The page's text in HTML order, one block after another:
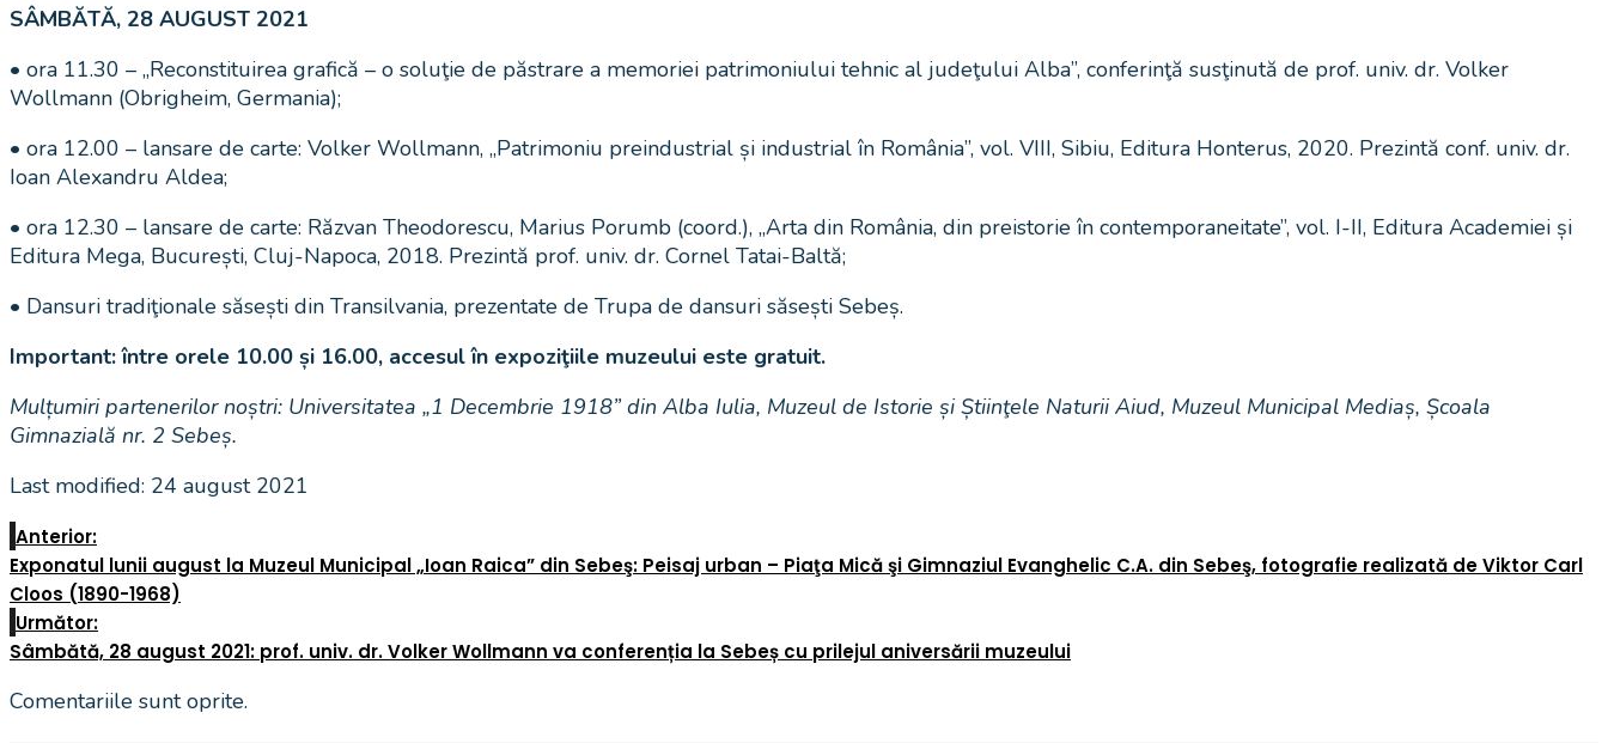
SÂMBĂTĂ, 28 AUGUST 2021
• ora 11.30 – „Reconstituirea grafică – o soluţie de păstrare a memoriei patrimoniului tehnic al judeţului Alba”, conferinţă susţinută de prof. univ. dr. Volker
Wollmann (Obrigheim, Germania);
• ora 12.00 – lansare de carte: Volker Wollmann, „Patrimoniu preindustrial și industrial în România”, vol. VIII, Sibiu, Editura Honterus, 2020. Prezintă conf. univ. dr.
Ioan Alexandru Aldea;
• ora 12.30 – lansare de carte: Răzvan Theodorescu, Marius Porumb (coord.), „Arta din România, din preistorie în contemporaneitate”, vol. I-II, Editura Academiei și
Editura Mega, București, Cluj-Napoca, 2018. Prezintă prof. univ. dr. Cornel Tatai-Baltă;
• Dansuri tradiţionale săsești din Transilvania, prezentate de Trupa de dansuri săsești Sebeș.
Important: între orele 10.00 și 16.00, accesul în expoziţiile muzeului este gratuit.
Mulțumiri partenerilor noștri: Universitatea „1 Decembrie 1918” din Alba Iulia, Muzeul de Istorie și Știinţele Naturii Aiud, Muzeul Municipal Mediaș, Școala
Gimnazială nr. 2 Sebeș.
Last modified: 24 august 2021
Anterior:
Exponatul lunii august la Muzeul Municipal „Ioan Raica” din Sebeş: Peisaj urban – Piaţa Mică şi Gimnaziul Evanghelic C.A. din Sebeş, fotografie realizată de Viktor Carl
Cloos (1890-1968)
Următor:
Sâmbătă, 28 august 2021: prof. univ. dr. Volker Wollmann va conferenția la Sebeș cu prilejul aniversării muzeului
Comentariile sunt oprite.